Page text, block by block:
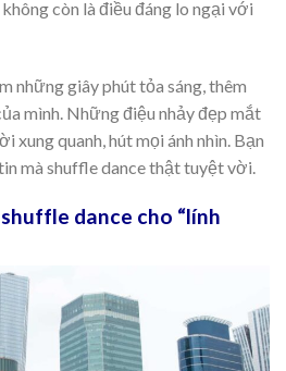
còn là điều đáng lo ngại với
những giây phút tỏa sáng, thêm
mình. Những điệu nhảy đẹp mắt
xung quanh, hút mọi ánh nhìn. Bạn
mà shuffle dance thật tuyệt vời.
dance cho “lính